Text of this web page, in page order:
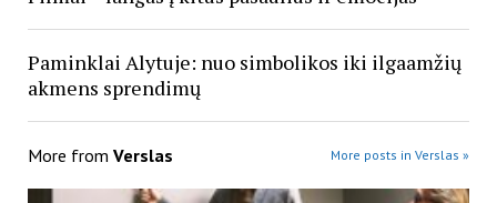
Paminklai Alytuje: nuo simbolikos iki ilgaamžių
akmens sprendimų
More from Verslas More posts in Verslas »